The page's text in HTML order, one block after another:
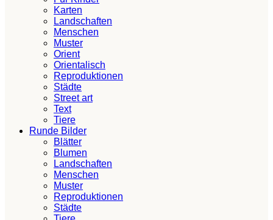
Karten
Landschaften
Menschen
Muster
Orient
Orientalisch
Reproduktionen
Städte
Street art
Text
Tiere
Runde Bilder
Blätter
Blumen
Landschaften
Menschen
Muster
Reproduktionen
Städte